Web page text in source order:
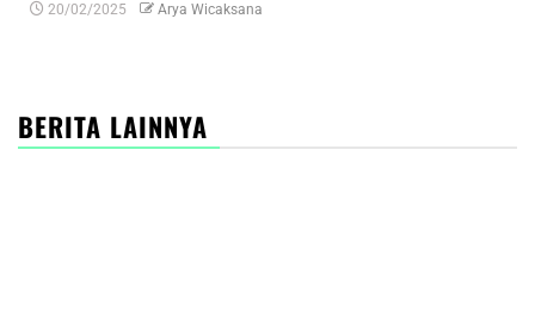
20/02/2025 Arya Wicaksana
BERITA LAINNYA